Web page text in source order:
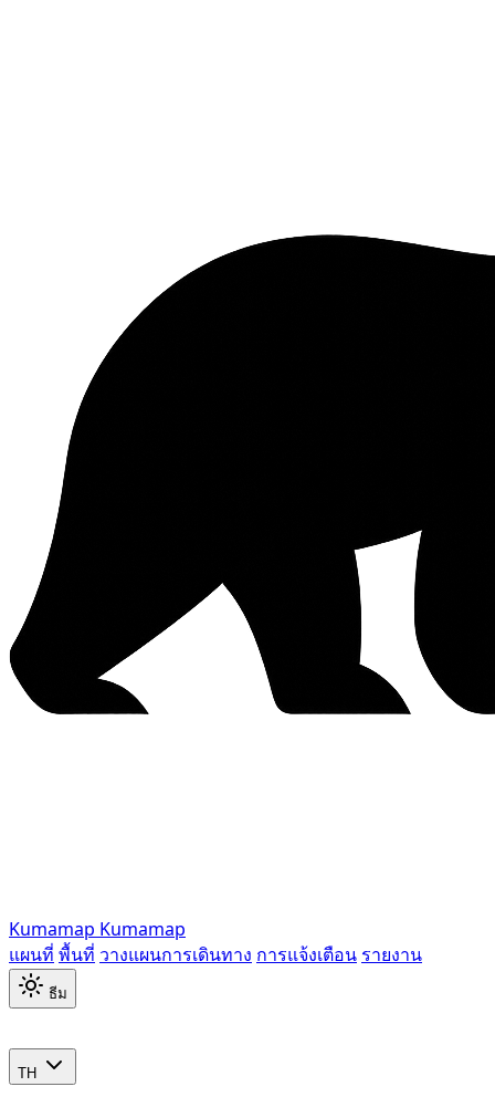
Kumamap Kumamap
แผนที่ พื้นที่ วางแผนการเดินทาง การแจ้งเตือน รายงาน
ธีม
TH